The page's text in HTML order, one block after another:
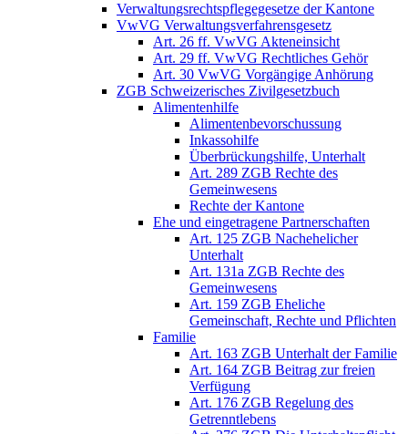
Verwaltungsrechtspflegegesetze der Kantone
VwVG Verwaltungsverfahrensgesetz
Art. 26 ff. VwVG Akteneinsicht
Art. 29 ff. VwVG Rechtliches Gehör
Art. 30 VwVG Vorgängige Anhörung
ZGB Schweizerisches Zivilgesetzbuch
Alimentenhilfe
Alimentenbevorschussung
Inkassohilfe
Überbrückungshilfe, Unterhalt
Art. 289 ZGB Rechte des
Gemeinwesens
Rechte der Kantone
Ehe und eingetragene Partnerschaften
Art. 125 ZGB Nachehelicher
Unterhalt
Art. 131a ZGB Rechte des
Gemeinwesens
Art. 159 ZGB Eheliche
Gemeinschaft, Rechte und Pflichten
Familie
Art. 163 ZGB Unterhalt der Familie
Art. 164 ZGB Beitrag zur freien
Verfügung
Art. 176 ZGB Regelung des
Getrenntlebens